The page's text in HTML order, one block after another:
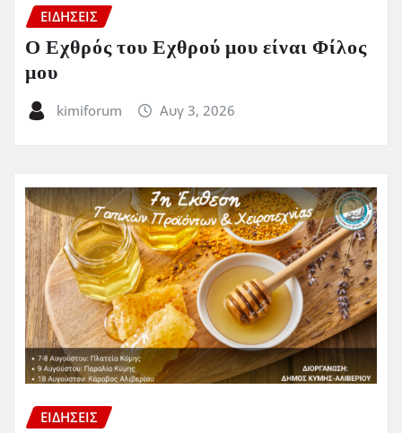
ΕΙΔΗΣΕΙΣ
Ο Εχθρός του Εχθρού μου είναι Φίλος
μου
kimiforum Αυγ 3, 2026
ΕΙΔΗΣΕΙΣ